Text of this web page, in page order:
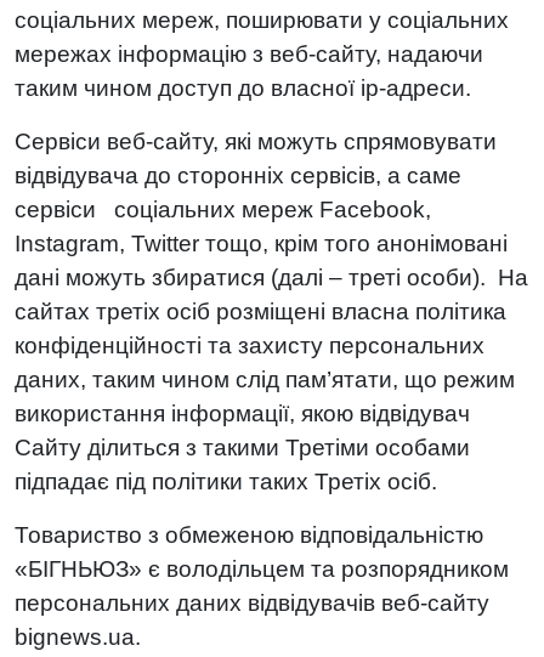
соціальних мереж, поширювати у соціальних
мережах інформацію з веб-сайту, надаючи
таким чином доступ до власної ip-адреси.
Сервіси веб-сайту, які можуть спрямовувати
відвідувача до сторонніх сервісів, а саме
сервіси соціальних мереж Facebook,
Instagram, Twitter тощо, крім того анонімовані
дані можуть збиратися (далі – треті особи). На
сайтах третіх осіб розміщені власна політика
конфіденційності та захисту персональних
даних, таким чином слід пам’ятати, що режим
використання інформації, якою відвідувач
Сайту ділиться з такими Третіми особами
підпадає під політики таких Третіх осіб.
Товариство з обмеженою відповідальністю
«БІГНЬЮЗ» є володільцем та розпорядником
персональних даних відвідувачів веб-сайту
bignews.ua.